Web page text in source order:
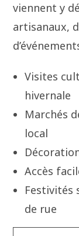
viennent y
artisanaux,
Visites
hivernale
Marchés
local
Accès
Festivités
de rue